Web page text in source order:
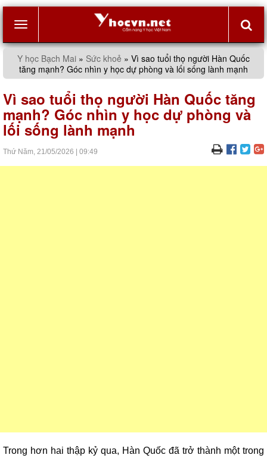
navigation
Y học Bạch Mai » Sức khoẻ » Vì sao tuổi thọ người Hàn Quốc
tăng mạnh? Góc nhìn y học dự phòng và lối sống lành mạnh
Vì sao tuổi thọ người Hàn Quốc tăng
mạnh? Góc nhìn y học dự phòng và
lối sống lành mạnh
Thứ Năm, 21/05/2026 09:49
Trong hơn hai thập kỷ qua, Hàn Quốc đã trở thành một trong